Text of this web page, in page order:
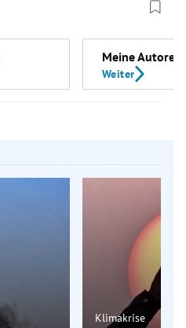
Meine Autoren
Weiter
Klimakrise